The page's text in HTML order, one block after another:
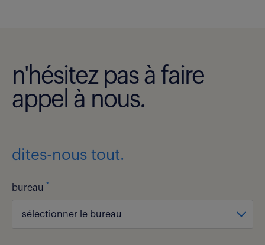
n'hésitez pas à faire
appel à nous.
dites-nous tout.
bureau *
sélectionner le bureau